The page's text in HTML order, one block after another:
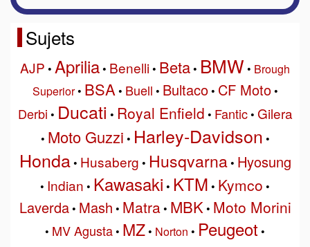
Sujets
AJP • Aprilia• Benelli• Beta• BMW • Brough
Superior• BSA• Buell • Bultaco• CF Moto•
Derbi • Ducati • Royal Enfield • Fantic• Gilera
• Moto Guzzi • Harley-Davidson •
Honda• Husaberg • Husqvarna• Hyosung
• Indian • Kawasaki • KTM • Kymco •
Laverda• Mash • Matra• MBK• Moto Morini
• MV Agusta• MZ• Norton • Peugeot •